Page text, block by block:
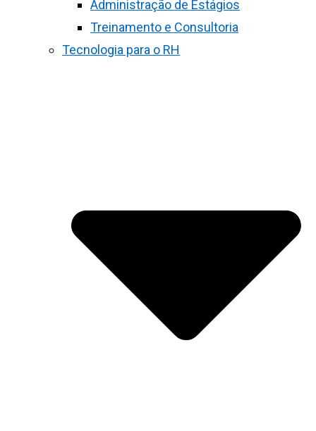
Administração de Estágios
Treinamento e Consultoria
Tecnologia para o RH